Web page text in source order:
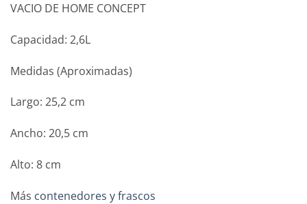
VACIO DE HOME CONCEPT
Capacidad: 2,6L
Medidas (Aproximadas)
Largo: 25,2 cm
Ancho: 20,5 cm
Alto: 8 cm
Más contenedores y frascos